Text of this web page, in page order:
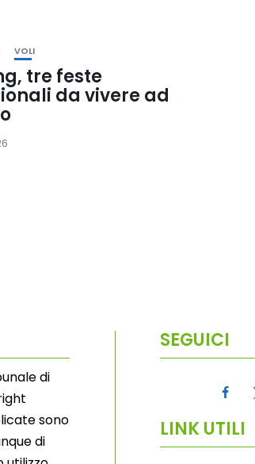
VOLI
tre feste
da vivere ad
di
sono
di
SEGUICI
LINK UTILI